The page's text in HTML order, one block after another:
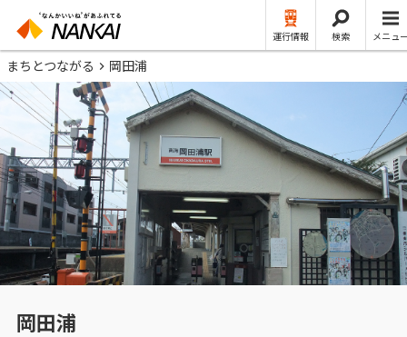
運行情報 検索 メニュ
まちとつながる 岡田浦
岡田浦